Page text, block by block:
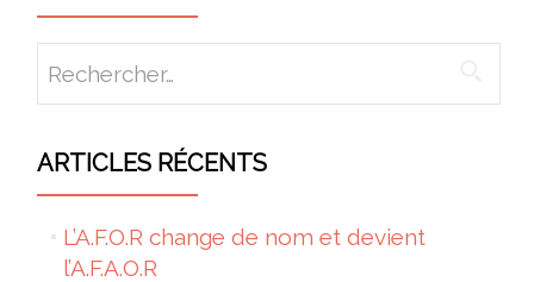
ARTICLES RÉCENTS
L’A.F.O.R change de nom et devient
l’A.F.A.O.R